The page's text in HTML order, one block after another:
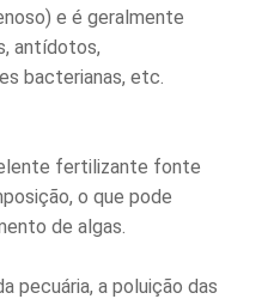
e é geralmente
antídotos,
bacterianas, etc.
fertilizante fonte
o que pode
de algas.
pecuária, a poluição das